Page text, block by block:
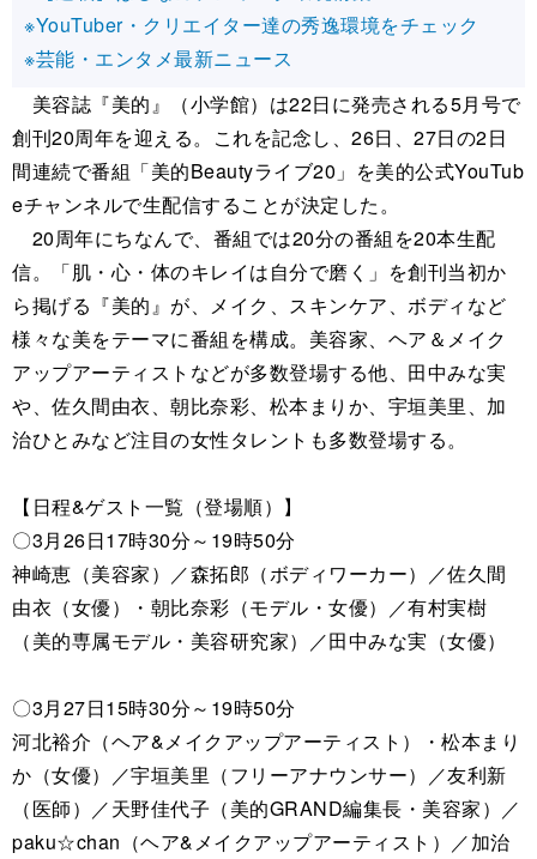
※YouTuber・クリエイター達の秀逸環境をチェック
※芸能・エンタメ最新ニュース
美容誌『美的』（小学館）は22日に発売される5月号で
創刊20周年を迎える。これを記念し、26日、27日の2日
間連続で番組「美的Beautyライブ20」を美的公式YouTub
eチャンネルで生配信することが決定した。
20周年にちなんで、番組では20分の番組を20本生配
信。「肌・心・体のキレイは自分で磨く」を創刊当初か
ら掲げる『美的』が、メイク、スキンケア、ボディなど
様々な美をテーマに番組を構成。美容家、ヘア＆メイク
アップアーティストなどが多数登場する他、田中みな実
や、佐久間由衣、朝比奈彩、松本まりか、宇垣美里、加
治ひとみなど注目の女性タレントも多数登場する。
【日程&ゲスト一覧（登場順）】
〇3月26日17時30分～19時50分
神崎恵（美容家）／森拓郎（ボディワーカー）／佐久間
由衣（女優）・朝比奈彩（モデル・女優）／有村実樹
（美的専属モデル・美容研究家）／田中みな実（女優）
〇3月27日15時30分～19時50分
河北裕介（ヘア&メイクアップアーティスト）・松本まり
か（女優）／宇垣美里（フリーアナウンサー）／友利新
（医師）／天野佳代子（美的GRAND編集長・美容家）／
paku☆chan（ヘア&メイクアップアーティスト）／加治